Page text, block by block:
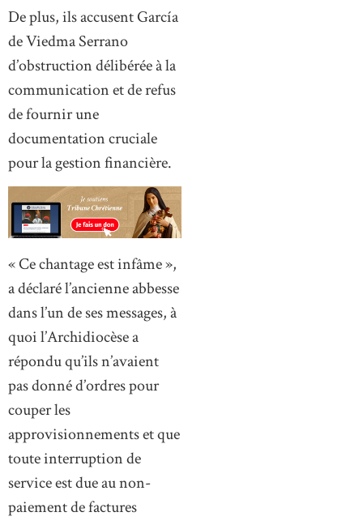
De plus, ils accusent García
de Viedma Serrano
d’obstruction délibérée à la
communication et de refus
de fournir une
documentation cruciale
pour la gestion financière.
« Ce chantage est infâme »,
a déclaré l’ancienne abbesse
dans l’un de ses messages, à
quoi l’Archidiocèse a
répondu qu’ils n’avaient
pas donné d’ordres pour
couper les
approvisionnements et que
toute interruption de
service est due au non-
paiement de factures